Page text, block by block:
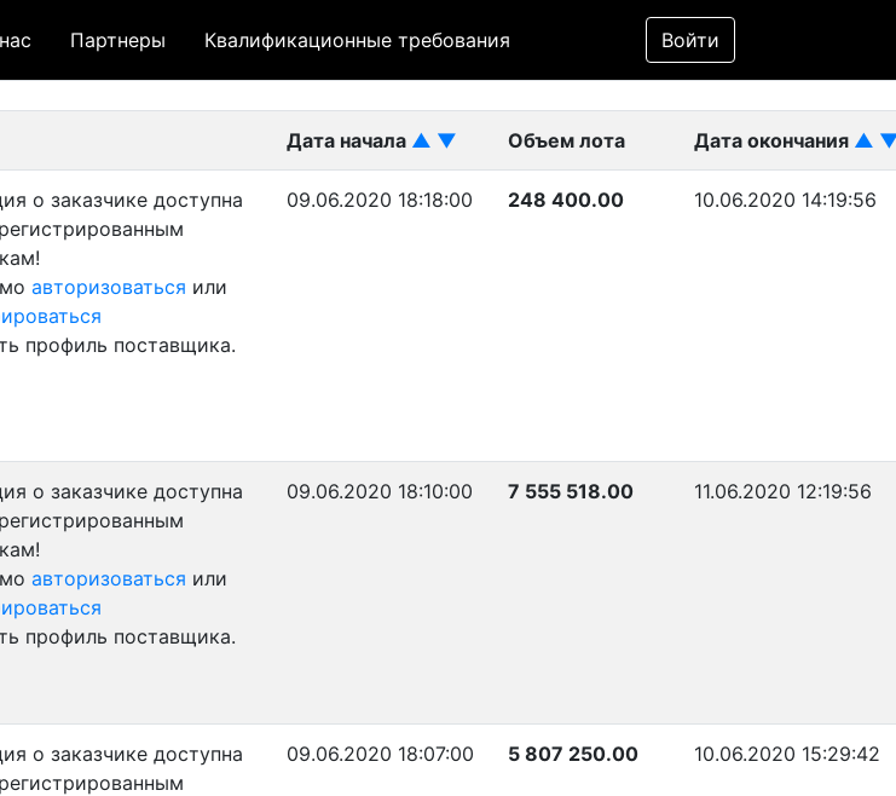
Партнеры Квалификационные требования Войти
Фильтр
Дата начала ▲ ▼ Объем лота Дата окончания ▲
о заказчике доступна
авторизоваться или
профиль поставщика.
09.06.2020 18:18:00 248 400.00 10.06.2020 14:19:56
о заказчике доступна
авторизоваться или
профиль поставщика.
09.06.2020 18:10:00 7 555 518.00 11.06.2020 12:19:56
о заказчике доступна
09.06.2020 18:07:00 5 807 250.00 10.06.2020 15:29:42